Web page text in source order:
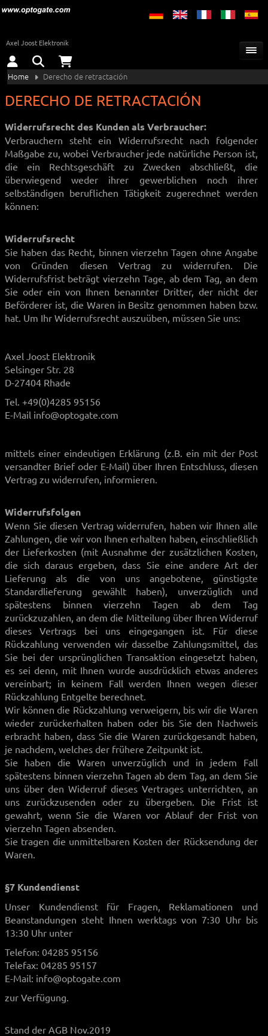
Axel Joost Elektronik
Home Derecho de retractación
DERECHO DE RETRACTACIÓN
Widerrufsrecht des Kunden als Verbraucher:
Verbrauchern steht ein Widerrufsrecht nach folgender
Maßgabe zu, wobei Verbraucher jede natürliche Person ist,
die ein Rechtsgeschäft zu Zwecken abschließt, die
überwiegend weder ihrer gewerblichen noch ihrer
selbständigen beruflichen Tätigkeit zugerechnet werden
können:
Widerrufsrecht
Sie haben das Recht, binnen vierzehn Tagen ohne Angabe
von Gründen diesen Vertrag zu widerrufen. Die
Widerrufsfrist beträgt vierzehn Tage, ab dem Tag, an dem
Sie oder ein von Ihnen benannter Dritter, der nicht der
Beförderer ist, die Waren in Besitz genommen haben bzw.
hat. Um Ihr Widerrufsrecht auszuüben, müssen Sie uns:
Axel Joost Elektronik
Selsinger Str. 28
D-27404 Rhade
Tel. +49(0)4285 95156
E-Mail info@optogate.com
mittels einer eindeutigen Erklärung (z.B. ein mit der Post
versandter Brief oder E-Mail) über Ihren Entschluss, diesen
Vertrag zu widerrufen, informieren.
Widerrufsfolgen
Wenn Sie diesen Vertrag widerrufen, haben wir Ihnen alle
Zahlungen, die wir von Ihnen erhalten haben, einschließlich
der Lieferkosten (mit Ausnahme der zusätzlichen Kosten,
die sich daraus ergeben, dass Sie eine andere Art der
Lieferung als die von uns angebotene, günstigste
Standardlieferung gewählt haben), unverzüglich und
spätestens binnen vierzehn Tagen ab dem Tag
zurückzuzahlen, an dem die Mitteilung über Ihren Widerruf
dieses Vertrags bei uns eingegangen ist. Für diese
Rückzahlung verwenden wir dasselbe Zahlungsmittel, das
Sie bei der ursprünglichen Transaktion eingesetzt haben,
es sei denn, mit Ihnen wurde ausdrücklich etwas anderes
vereinbart; in keinem Fall werden Ihnen wegen dieser
Rückzahlung Entgelte berechnet.
Wir können die Rückzahlung verweigern, bis wir die Waren
wieder zurückerhalten haben oder bis Sie den Nachweis
erbracht haben, dass Sie die Waren zurückgesandt haben,
je nachdem, welches der frühere Zeitpunkt ist.
Sie haben die Waren unverzüglich und in jedem Fall
spätestens binnen vierzehn Tagen ab dem Tag, an dem Sie
uns über den Widerruf dieses Vertrages unterrichten, an
uns zurückzusenden oder zu übergeben. Die Frist ist
gewahrt, wenn Sie die Waren vor Ablauf der Frist von
vierzehn Tagen absenden.
Sie tragen die unmittelbaren Kosten der Rücksendung der
Waren.
§7 Kundendienst
Unser Kundendienst für Fragen, Reklamationen und
Beanstandungen steht Ihnen werktags von 7:30 Uhr bis
13:30 Uhr unter
Telefon: 04285 95156
Telefax: 04285 95157
E-Mail: info@optogate.com
zur Verfügung.
Stand der AGB Nov.2019